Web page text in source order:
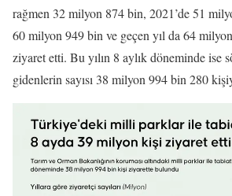
rağmen 32 milyon 874 bin, 2021’de 51
60 milyon 949 bin ve geçen yıl da 64
ziyaret etti. Bu yılın 8 aylık döneminde ise
gidenlerin sayısı 38 milyon 994 bin 280